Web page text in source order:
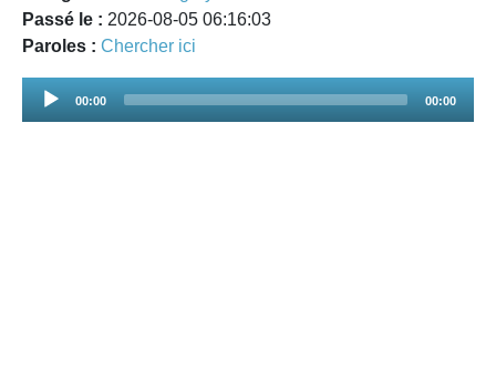
Passé le : 2026-08-05 06:16:03
Paroles : Chercher ici
Audio
00:00 00:00